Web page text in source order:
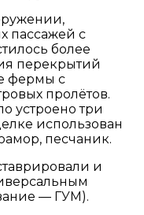
пассажей с
более
перекрытий
фермы с
пролётов.
устроено три
использован
песчаник.
и
— ГУМ).